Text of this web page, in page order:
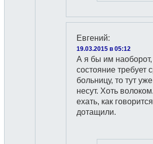
Евгений:
19.03.2015 в 05:12
А я бы им
состояние требует
больницу, то тут
несут. Хоть
ехать, как
дотащили.